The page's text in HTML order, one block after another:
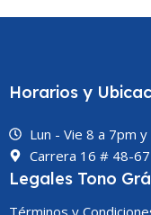
Horarios y
Lun - Vie 8 a 7pm
Carrera 16 # 48-
Legales Tono
Términos y